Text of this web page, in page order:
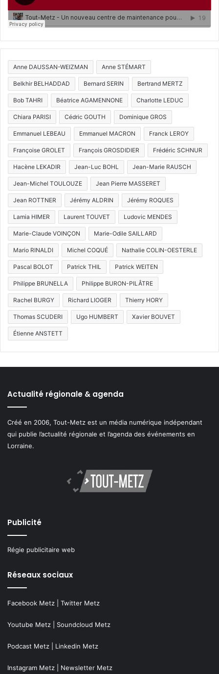
Anne DAUSSAN-WEIZMAN Anne STÉMART
Belkhir BELHADDAD Bernard SERIN Bertrand MERTZ
Bob TAHRI Béatrice AGAMENNONE Charlotte LEDUC
Chiara PARISI Cédric GOUTH Dominique GROS
Emmanuel LEBEAU Emmanuel MACRON Franck LEROY
Françoise GROLET François GROSDIDIER Frédéric SCHNUR
Hacène LEKADIR Jean-Luc BOHL Jean-Marie RAUSCH
Jean-Michel TOULOUZE Jean Pierre MASSERET
Jean ROTTNER Jérémy ALDRIN Jérémy ROQUES
Lamia HIMER Laurent TOUVET Ludovic MENDES
Marie-Claude VOINÇON Marie-Odile SAILLARD
Mario RINALDI Michel COQUÉ Nathalie COLIN-OESTERLE
Pascal BOLOT Patrick THIL Patrick WEITEN
Philippe BRUNELLA Philippe BURON-PILÂTRE
Rachel BURGY Richard LIOGER Thierry HORY
Thomas SCUDERI Ugo HUMBERT Xavier BOUVET
Étienne ANSTETT
Actualité régionale & agenda
Créé en 2006, Tout-Metz est un média numérique indépendant
qui publie l’actualité régionale et l’agenda des événements en
Lorraine.
Publicité
Régie publicitaire web
Réseaux sociaux
Facebook Metz Twitter Metz
Youtube Metz Soundcloud Metz
Podcast Metz Linkedin Metz
Instagram Metz Newsletter Metz